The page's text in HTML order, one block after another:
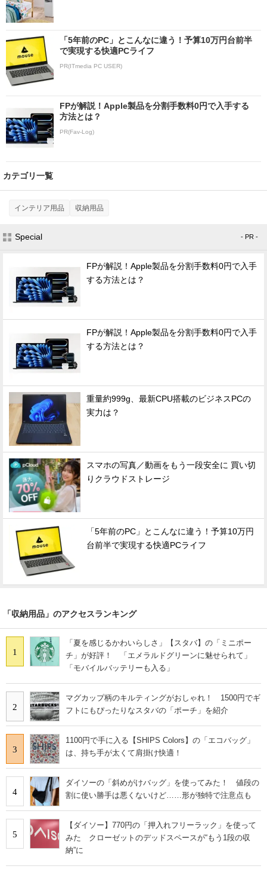
「5年前のPC」とこんなに違う！予算10万円台前半
で実現する快適PCライフ
PR(ITmedia PC USER)
FPが解説！Apple製品を分割手数料0円で入手する
方法とは？
PR(Fav-Log)
カテゴリ一覧
インテリア用品 収納用品
Special - PR -
FPが解説！Apple製品を分割手数料0円で入手
する方法とは？
FPが解説！Apple製品を分割手数料0円で入手
する方法とは？
重量約999g、最新CPU搭載のビジネスPCの
実力は？
スマホの写真／動画をもう一段安全に 買い切
りクラウドストレージ
「5年前のPC」とこんなに違う！予算10万円
台前半で実現する快適PCライフ
「収納用品」のアクセスランキング
1
「夏を感じるかわいらしさ」【スタバ】の「ミニポー
チ」が好評！ 「エメラルドグリーンに魅せられて」
「モバイルバッテリーも入る」
2
マグカップ柄のキルティングがおしゃれ！ 1500円でギ
フトにもぴったりなスタバの「ポーチ」を紹介
3
1100円で手に入る【SHIPS Colors】の「エコバッグ」
は、持ち手が太くて肩掛け快適！
4
ダイソーの「斜めがけバッグ」を使ってみた！ 値段の
割に使い勝手は悪くないけど……形が独特で注意点も
5
【ダイソー】770円の「押入れフリーラック」を使って
みた クローゼットのデッドスペースが“もう1段の収
納”に